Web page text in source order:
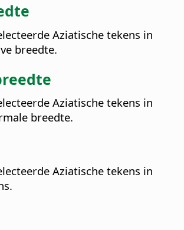
Aziatische tekens in
breedte.
Aziatische tekens in
breedte.
Aziatische tekens in